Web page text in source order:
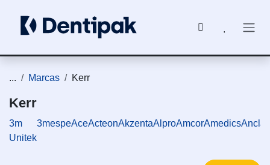
... Marcas Kerr
Kerr
3m
Unitek
3mespeAceActeonAkzentaAlproAmcorAmedics